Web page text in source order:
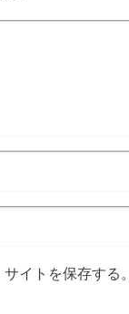
イトを保存する。